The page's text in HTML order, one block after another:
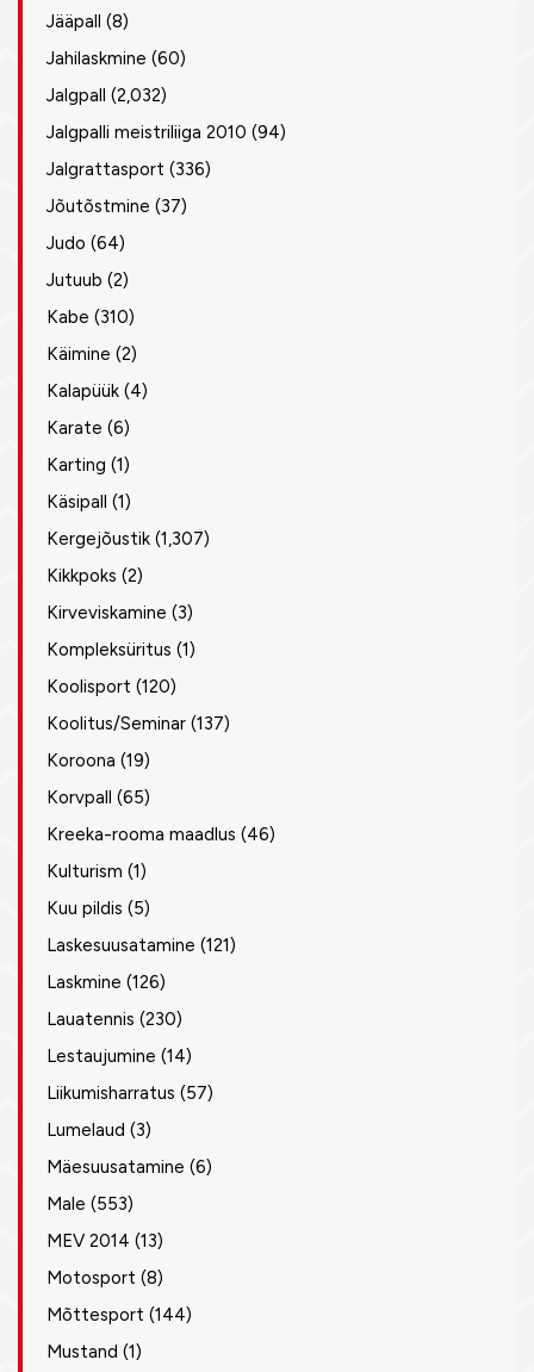
Jääpall (8)
Jahilaskmine (60)
Jalgpall (2,032)
Jalgpalli meistriliiga 2010 (94)
Jalgrattasport (336)
Jõutõstmine (37)
Judo (64)
Jutuub (2)
Kabe (310)
Käimine (2)
Kalapüük (4)
Karate (6)
Karting (1)
Käsipall (1)
Kergejõustik (1,307)
Kikkpoks (2)
Kirveviskamine (3)
Kompleksüritus (1)
Koolisport (120)
Koolitus/Seminar (137)
Koroona (19)
Korvpall (65)
Kreeka-rooma maadlus (46)
Kulturism (1)
Kuu pildis (5)
Laskesuusatamine (121)
Laskmine (126)
Lauatennis (230)
Lestaujumine (14)
Liikumisharratus (57)
Lumelaud (3)
Mäesuusatamine (6)
Male (553)
MEV 2014 (13)
Motosport (8)
Mõttesport (144)
Mustand (1)